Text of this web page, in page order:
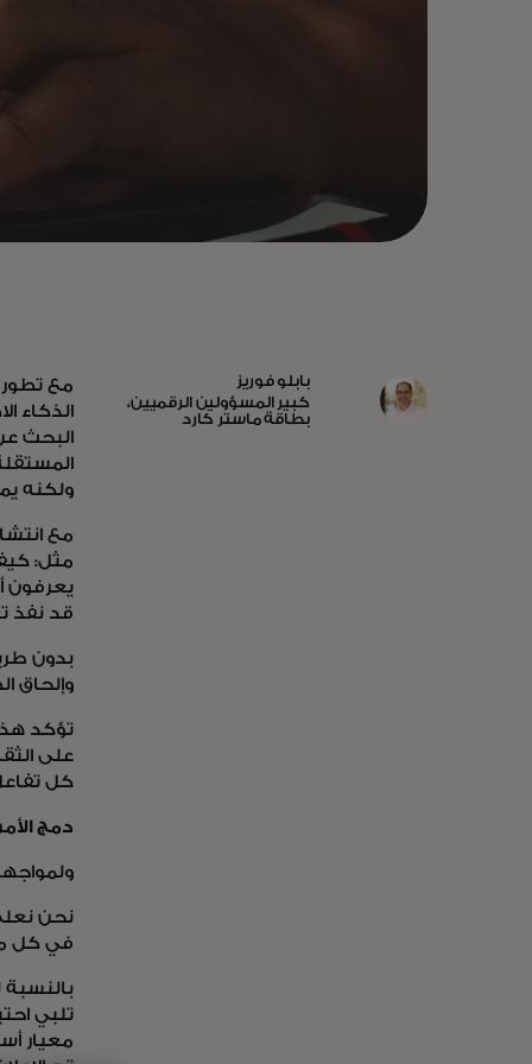
بابلو فوريز
كبير المسؤولين الرقميين،
بطاقة ماستر كارد
مع تطور
الذكاء
البحث
ولكنه
مع
مثل:
يعرفون
قد نفذ
بدون
وإلحاق
تؤكد
على
كل
دمج
نحن
في كل
بالنسبة
تلبي
معيار